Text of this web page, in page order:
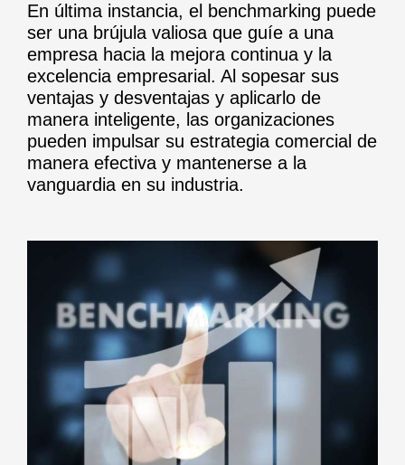
En última instancia, el benchmarking puede
ser una brújula valiosa que guíe a una
empresa hacia la mejora continua y la
excelencia empresarial. Al sopesar sus
ventajas y desventajas y aplicarlo de
manera inteligente, las organizaciones
pueden impulsar su estrategia comercial de
manera efectiva y mantenerse a la
vanguardia en su industria.